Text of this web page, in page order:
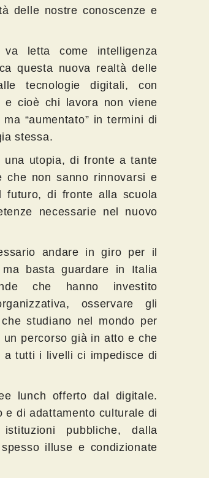
delle nostre conoscenze e
va letta come intelligenza
questa nuova realtà delle
tecnologie digitali, con
e cioè chi lavora non viene
“aumentato” in termini di
stessa.
una utopia, di fronte a tante
che non sanno rinnovarsi e
futuro, di fronte alla scuola
necessarie nel nuovo
andare in giro per il
basta guardare in Italia
che hanno investito
osservare gli
studiano nel mondo per
percorso già in atto e che
tutti i livelli ci impedisce di
lunch offerto dal digitale.
e di adattamento culturale di
pubbliche, dalla
illuse e condizionate